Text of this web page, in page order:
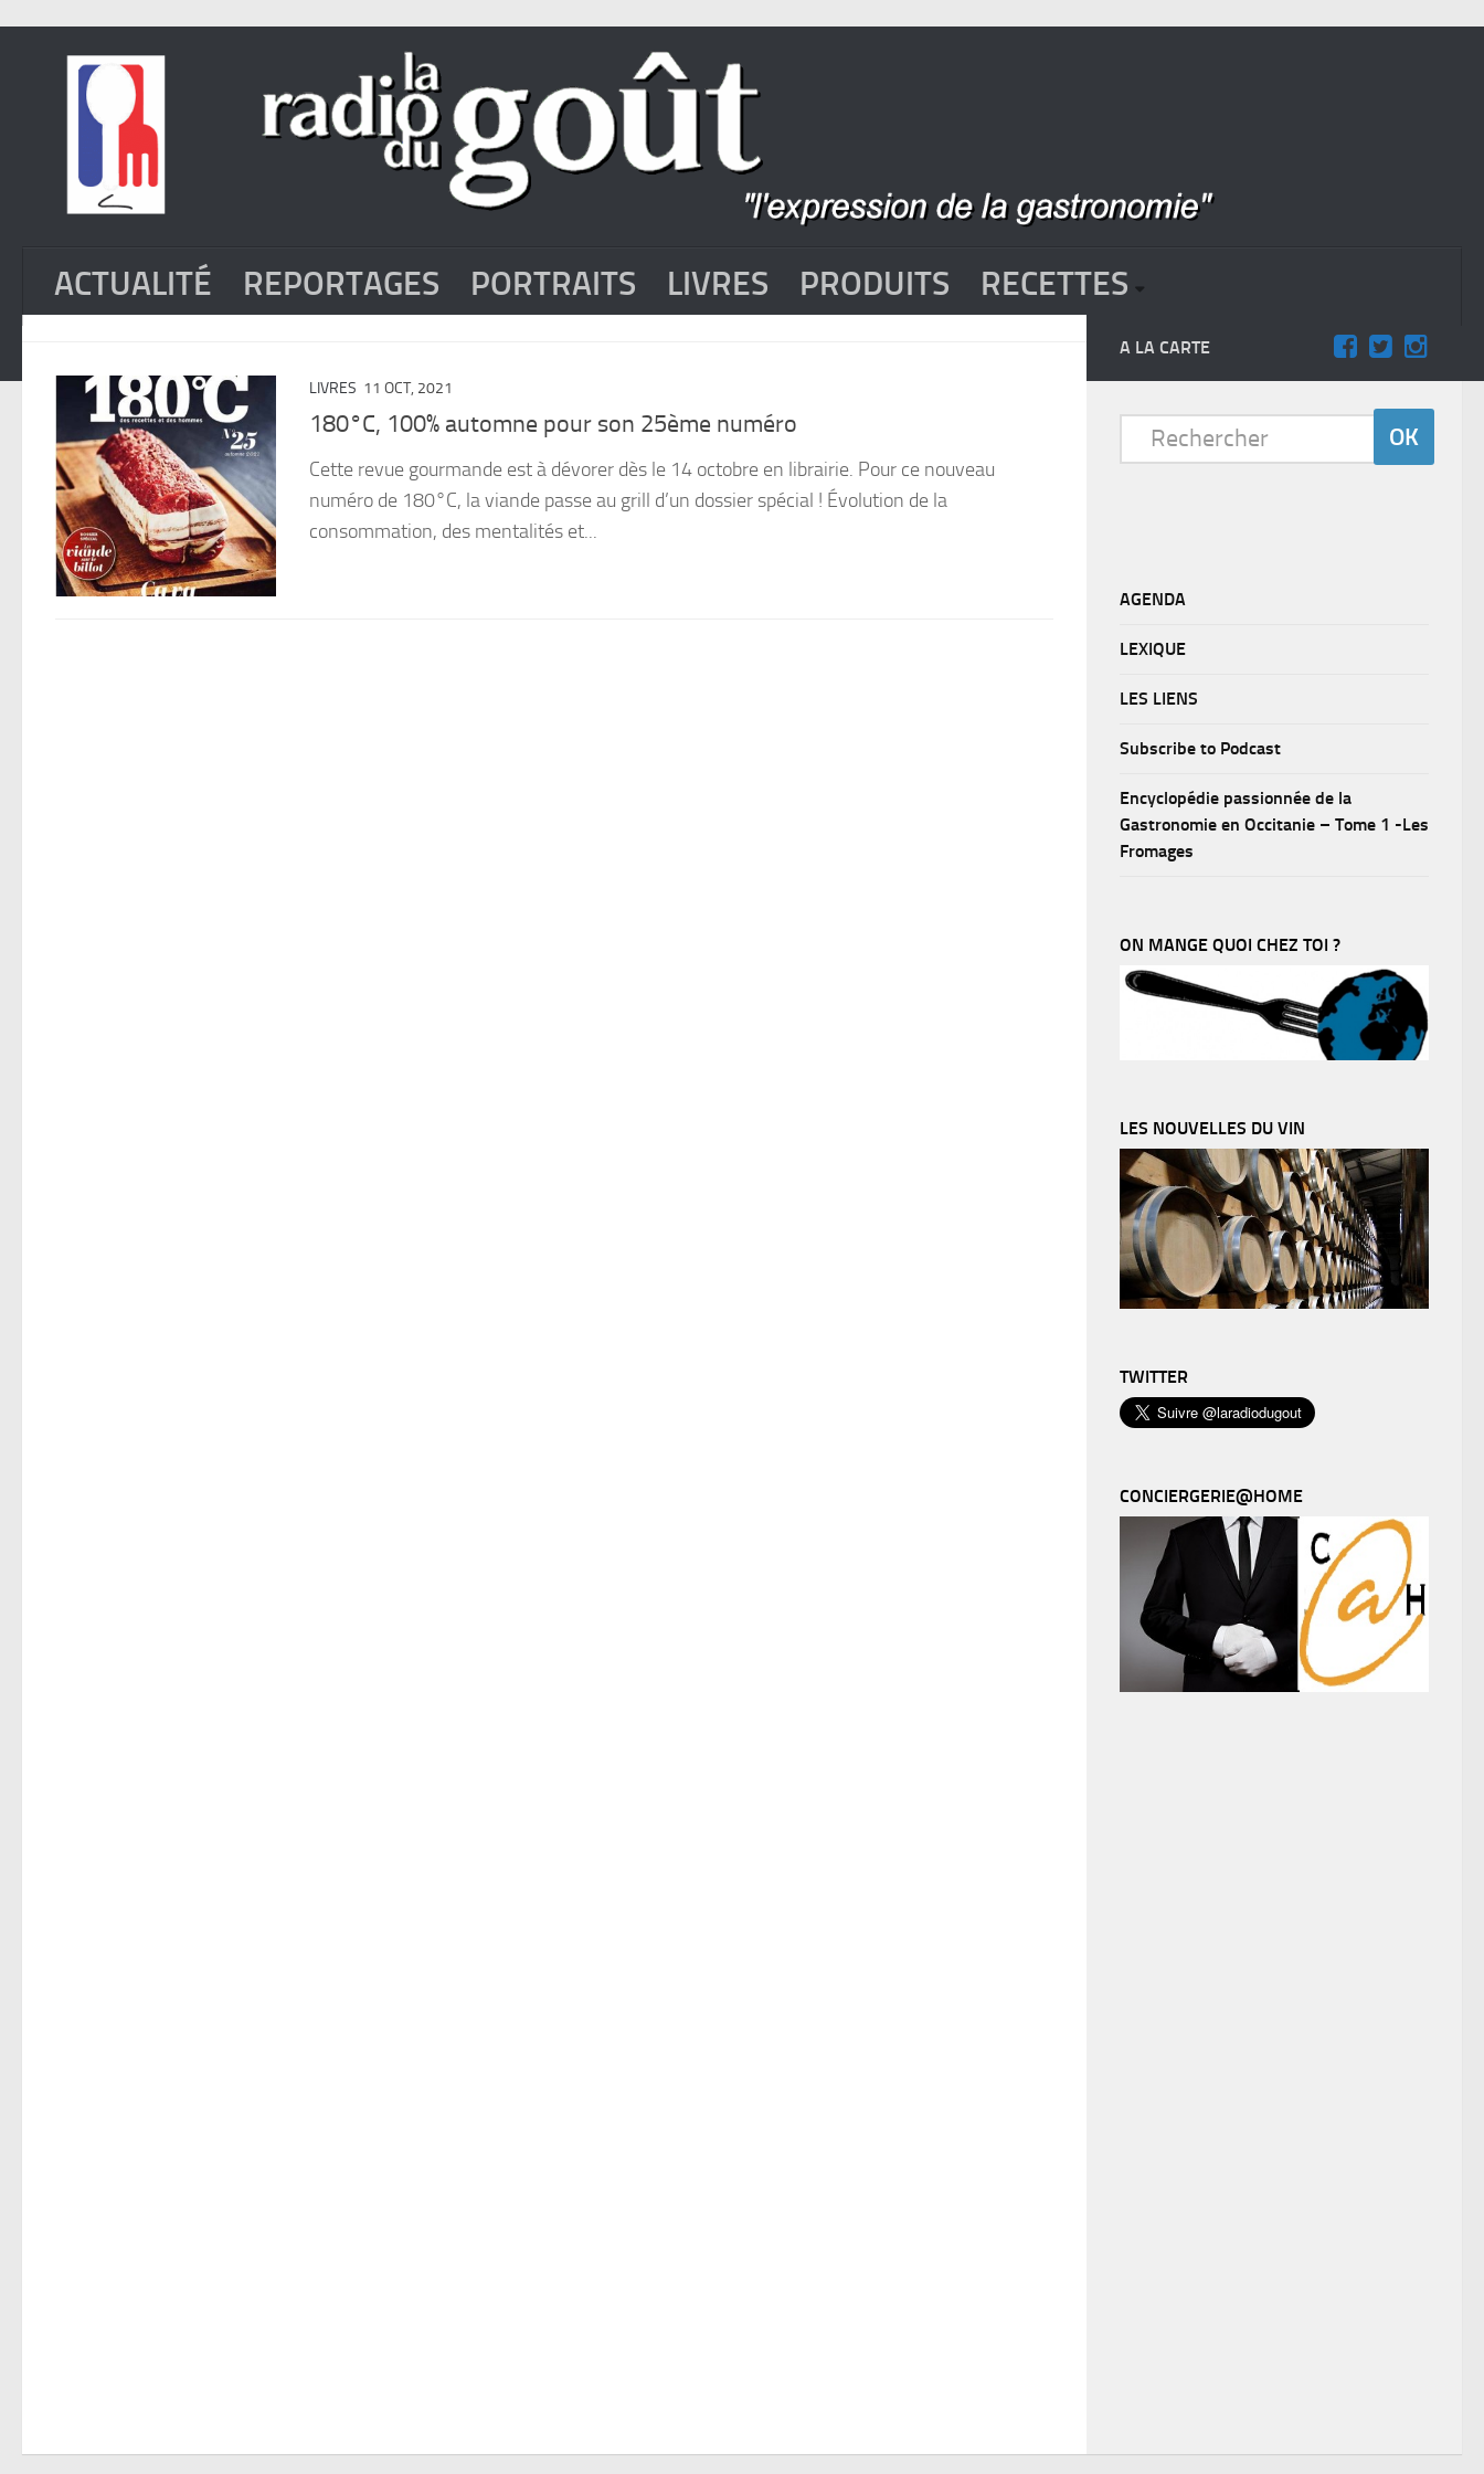
ACTUALITÉ REPORTAGES PORTRAITS LIVRES PRODUITS RECETTES
LIVRES 11 OCT, 2021
180°C, 100% automne pour son 25ème numéro
Cette revue gourmande est à dévorer dès le 14 octobre en librairie. Pour ce nouveau
numéro de 180°C, la viande passe au grill d’un dossier spécial ! Évolution de la
consommation, des mentalités et...
A LA CARTE
AGENDA
LEXIQUE
LES LIENS
Subscribe to Podcast
Encyclopédie passionnée de la
Gastronomie en Occitanie – Tome 1 -Les
Fromages
ON MANGE QUOI CHEZ TOI ?
LES NOUVELLES DU VIN
TWITTER
CONCIERGERIE@HOME